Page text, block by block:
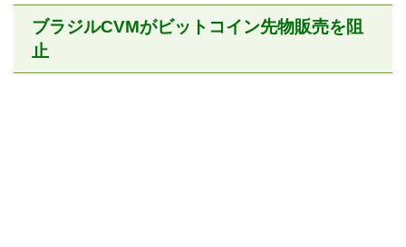
ブラジルCVMがビットコイン先物販売を阻
止